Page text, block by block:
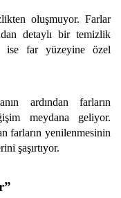
oluşmuyor. Farlar
detaylı bir temizlik
ise far yüzeyine özel
ardından farların
meydana geliyor.
farların yenilenmesinin
şaşırtıyor.